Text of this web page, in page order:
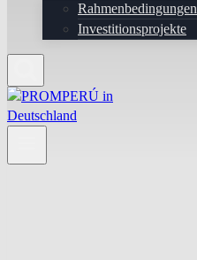
Rahmenbedingungen
Investitionsprojekte